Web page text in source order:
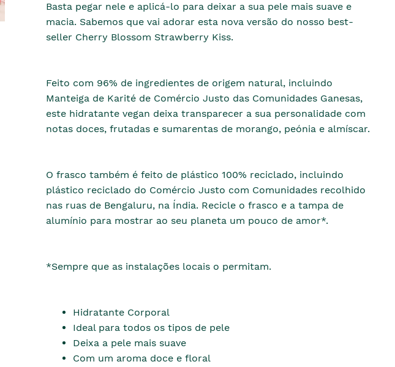
Basta pegar nele e aplicá-lo para deixar a sua pele mais suave e
macia. Sabemos que vai adorar esta nova versão do nosso best-
seller Cherry Blossom Strawberry Kiss.
Feito com 96% de ingredientes de origem natural, incluindo
Manteiga de Karité de Comércio Justo das Comunidades Ganesas,
este hidratante vegan deixa transparecer a sua personalidade com
notas doces, frutadas e sumarentas de morango, peónia e almíscar.
O frasco também é feito de plástico 100% reciclado, incluindo
plástico reciclado do Comércio Justo com Comunidades recolhido
nas ruas de Bengaluru, na Índia. Recicle o frasco e a tampa de
alumínio para mostrar ao seu planeta um pouco de amor*.
*Sempre que as instalações locais o permitam.
Hidratante Corporal
Ideal para todos os tipos de pele
Deixa a pele mais suave
Com um aroma doce e floral